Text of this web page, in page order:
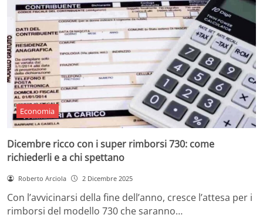
Economia
Dicembre ricco con i super rimborsi 730: come
richiederli e a chi spettano
Roberto Arciola 2 Dicembre 2025
Con l’avvicinarsi della fine dell’anno, cresce l’attesa per i
rimborsi del modello 730 che saranno…